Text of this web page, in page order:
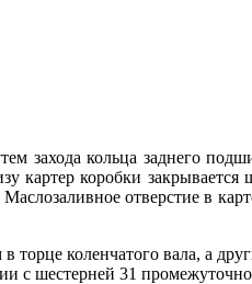
захода кольца заднего
картер коробки
отверстие в
торце коленчатого вала, а
с шестерней 31